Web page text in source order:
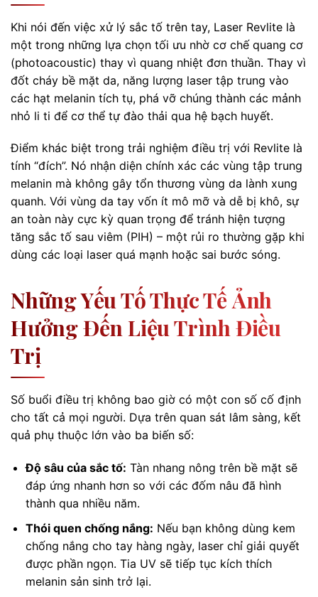
Khi nói đến việc xử lý sắc tố trên tay, Laser Revlite là
một trong những lựa chọn tối ưu nhờ cơ chế quang cơ
(photoacoustic) thay vì quang nhiệt đơn thuần. Thay vì
đốt cháy bề mặt da, năng lượng laser tập trung vào
các hạt melanin tích tụ, phá vỡ chúng thành các mảnh
nhỏ li ti để cơ thể tự đào thải qua hệ bạch huyết.
Điểm khác biệt trong trải nghiệm điều trị với Revlite là
tính “đích”. Nó nhận diện chính xác các vùng tập trung
melanin mà không gây tổn thương vùng da lành xung
quanh. Với vùng da tay vốn ít mô mỡ và dễ bị khô, sự
an toàn này cực kỳ quan trọng để tránh hiện tượng
tăng sắc tố sau viêm (PIH) – một rủi ro thường gặp khi
dùng các loại laser quá mạnh hoặc sai bước sóng.
Những Yếu Tố Thực Tế Ảnh
Hưởng Đến Liệu Trình Điều
Trị
Số buổi điều trị không bao giờ có một con số cố định
cho tất cả mọi người. Dựa trên quan sát lâm sàng, kết
quả phụ thuộc lớn vào ba biến số:
Độ sâu của sắc tố: Tàn nhang nông trên bề mặt sẽ
đáp ứng nhanh hơn so với các đốm nâu đã hình
thành qua nhiều năm.
Thói quen chống nắng: Nếu bạn không dùng kem
chống nắng cho tay hàng ngày, laser chỉ giải quyết
được phần ngọn. Tia UV sẽ tiếp tục kích thích
melanin sản sinh trở lại.